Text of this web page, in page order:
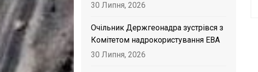
30 Липня, 2026
Очільник Держгеонадра зустрівся з
Комітетом надрокористування EBA
30 Липня, 2026